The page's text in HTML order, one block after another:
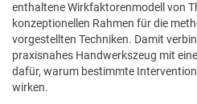
enthaltene Wirkfaktorenmodell von
konzeptionellen Rahmen für die
vorgestellten Techniken. Damit
praxisnahes Handwerkszeug mit
dafür, warum bestimmte
wirken.